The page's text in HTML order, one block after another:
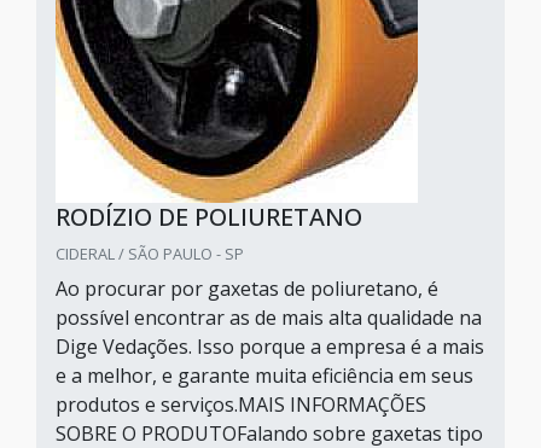
RODÍZIO DE POLIURETANO
CIDERAL / SÃO PAULO - SP
Ao procurar por gaxetas de poliuretano, é
possível encontrar as de mais alta qualidade na
Dige Vedações. Isso porque a empresa é a mais
e a melhor, e garante muita eficiência em seus
produtos e serviços.MAIS INFORMAÇÕES
SOBRE O PRODUTOFalando sobre gaxetas tipo